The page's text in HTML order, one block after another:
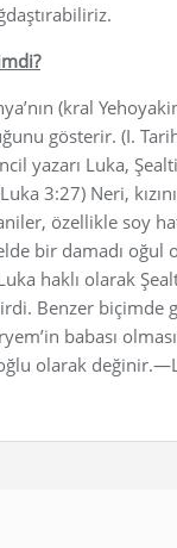
(kral
gösterir. (I.
yazarı Luka,
3:27) Neri,
özellikle soy
bir damadı oğul
haklı olarak
Benzer biçimde
babası
olarak